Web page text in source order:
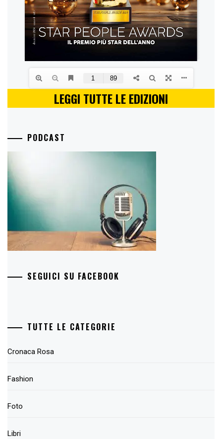
LEGGI TUTTE LE EDIZIONI
PODCAST
SEGUICI SU FACEBOOK
TUTTE LE CATEGORIE
Cronaca Rosa
Fashion
Foto
Libri